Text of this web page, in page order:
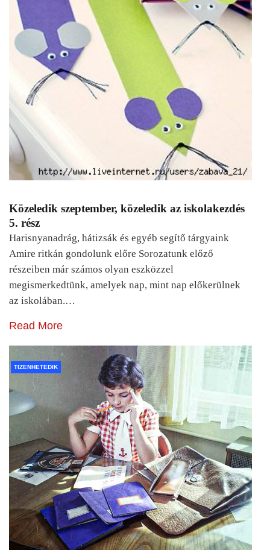
Közeledik szeptember, közeledik az iskolakezdés
5. rész
Harisnyanadrág, hátizsák és egyéb segítő tárgyaink
Amire ritkán gondolunk előre Sorozatunk előző
részeiben már számos olyan eszközzel
megismerkedtünk, amelyek nap, mint nap előkerülnek
az iskolában.…
Read More
TIZENHETEDIK